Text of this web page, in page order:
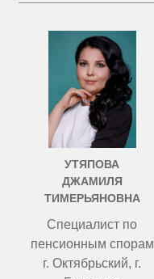
УТЯПОВА
ДЖАМИЛЯ
ТИМЕРЬЯНОВНА
Специалист по
пенсионным спорам
г. Октябрьский, г.